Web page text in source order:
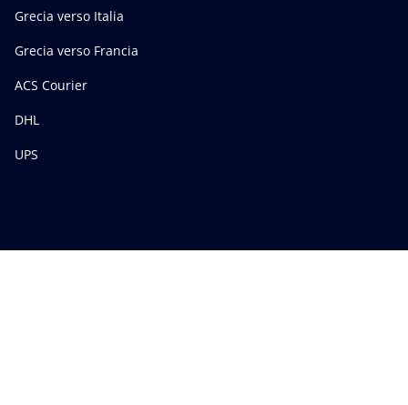
Grecia verso Italia
Grecia verso Francia
ACS Courier
DHL
UPS